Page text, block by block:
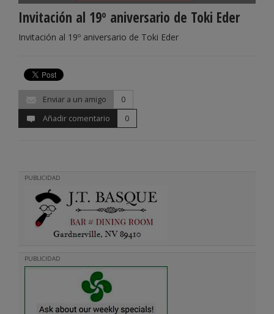
Invitación al 19º aniversario de Toki Eder
Invitación al 19º aniversario de Toki Eder
Enviar a un amigo
0
Añadir comentario
0
PUBLICIDAD
PUBLICIDAD